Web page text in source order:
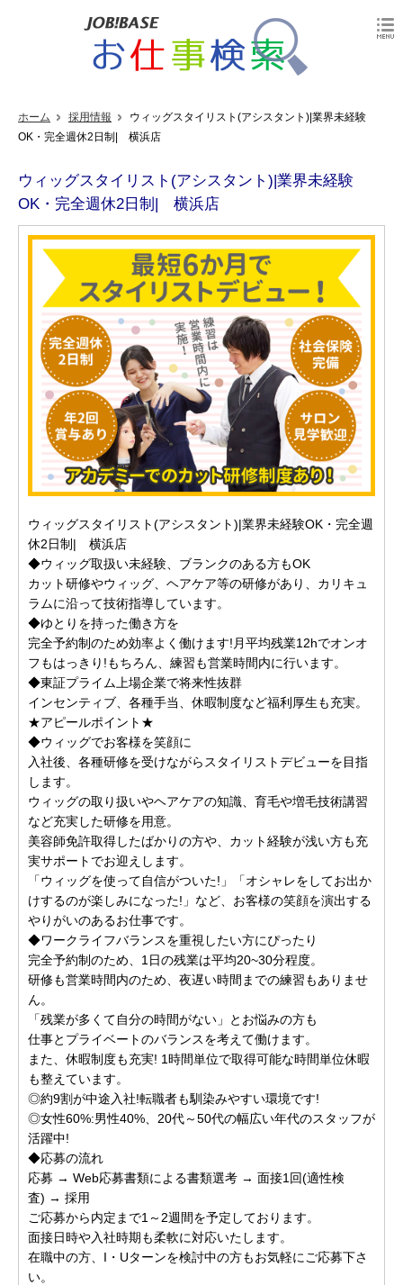
ホーム 採用情報
ウィッグスタイリスト(アシスタント)|業界未経験
OK・完全週休2日制| 横浜店
ウィッグスタイリスト(アシスタント)|業界未経験
OK・完全週休2日制| 横浜店
ウィッグスタイリスト(アシスタント)|業界未経験OK・完全週
休2日制| 横浜店
◆ウィッグ取扱い未経験、ブランクのある方もOK
カット研修やウィッグ、ヘアケア等の研修があり、カリキュ
ラムに沿って技術指導しています。
◆ゆとりを持った働き方を
完全予約制のため効率よく働けます!月平均残業12hでオンオ
フもはっきり!もちろん、練習も営業時間内に行います。
◆東証プライム上場企業で将来性抜群
インセンティブ、各種手当、休暇制度など福利厚生も充実。
★アピールポイント★
◆ウィッグでお客様を笑顔に
入社後、各種研修を受けながらスタイリストデビューを目指
します。
ウィッグの取り扱いやヘアケアの知識、育毛や増毛技術講習
など充実した研修を用意。
美容師免許取得したばかりの方や、カット経験が浅い方も充
実サポートでお迎えします。
「ウィッグを使って自信がついた!」「オシャレをしてお出か
けするのが楽しみになった!」など、お客様の笑顔を演出する
やりがいのあるお仕事です。
◆ワークライフバランスを重視したい方にぴったり
完全予約制のため、1日の残業は平均20~30分程度。
研修も営業時間内のため、夜遅い時間までの練習もありませ
ん。
「残業が多くて自分の時間がない」とお悩みの方も
仕事とプライベートのバランスを考えて働けます。
また、休暇制度も充実! 1時間単位で取得可能な時間単位休暇
も整えています。
◎約9割が中途入社!転職者も馴染みやすい環境です!
◎女性60%:男性40%、20代～50代の幅広い年代のスタッフが
活躍中!
◆応募の流れ
応募 → Web応募書類による書類選考 → 面接1回(適性検
査) → 採用
ご応募から内定まで1～2週間を予定しております。
面接日時や入社時期も柔軟に対応いたします。
在職中の方、I・Uターンを検討中の方もお気軽にご応募下さ
い。